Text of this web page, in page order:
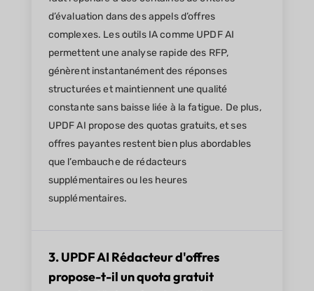
d’évaluation dans des appels d’offres
complexes. Les outils IA comme UPDF AI
permettent une analyse rapide des RFP,
génèrent instantanément des réponses
structurées et maintiennent une qualité
constante sans baisse liée à la fatigue. De plus,
UPDF AI propose des quotas gratuits, et ses
offres payantes restent bien plus abordables
que l’embauche de rédacteurs
supplémentaires ou les heures
supplémentaires.
3. UPDF AI Rédacteur d'offres
propose-t-il un quota gratuit